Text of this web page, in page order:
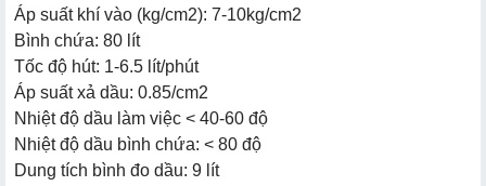
Áp suất khí vào (kg/cm2): 7-10kg/cm2
Bình chứa: 80 lít
Tốc độ hút: 1-6.5 lít/phút
Áp suất xả dầu: 0.85/cm2
Nhiệt độ dầu làm việc < 40-60 độ
Nhiệt độ dầu bình chứa: < 80 độ
Dung tích bình đo dầu: 9 lít